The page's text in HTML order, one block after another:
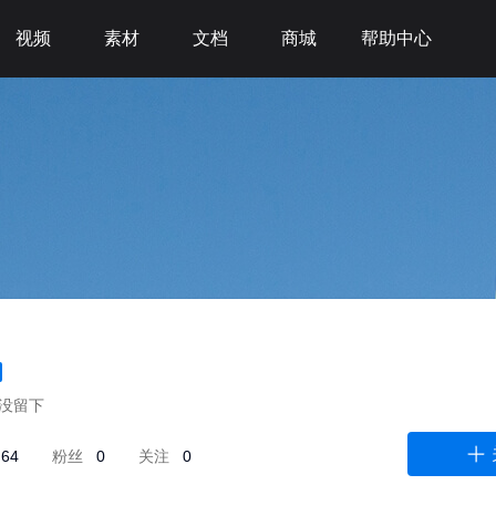
视频 素材 文档 商城 帮助中心
留下
64 粉丝 0 关注 0